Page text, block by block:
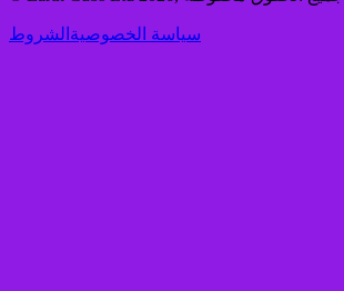
سياسة الخصوصية الشروط